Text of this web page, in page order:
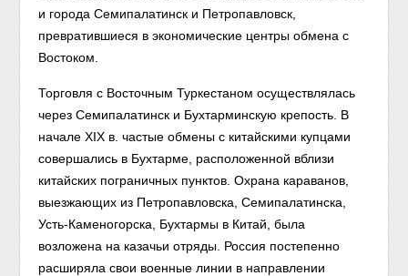
и города Семипалатинск и Петропавловск,
превратившиеся в экономические центры обмена с
Востоком.
Торговля с Восточным Туркестаном осуществлялась
через Семипалатинск и Бухтарминскую крепость. В
начале XIX в. частые обмены с китайскими купцами
совершались в Бухтарме, расположенной вблизи
китайских пограничных пунктов. Охрана караванов,
выезжающих из Петропавловска, Семипалатинска,
Усть-Каменогорска, Бухтармы в Китай, была
возложена на казачьи отряды. Россия постепенно
расширяла свои военные линии в направлении